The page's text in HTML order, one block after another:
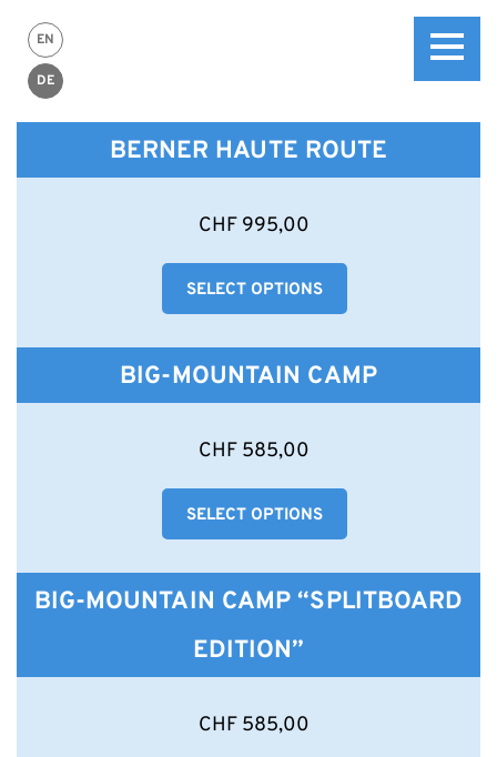
EN
DE
BERNER HAUTE ROUTE
CHF 995,00
SELECT OPTIONS
Dieses
weist
mehrere
Varianten
Die
Optionen
können
der
werden
BIG-MOUNTAIN CAMP
CHF 585,00
SELECT OPTIONS
Dieses
weist
mehrere
Varianten
Die
Optionen
auf
der
gewählt
BIG-MOUNTAIN CAMP “SPLITBOARD
EDITION”
CHF 585,00
Dieses